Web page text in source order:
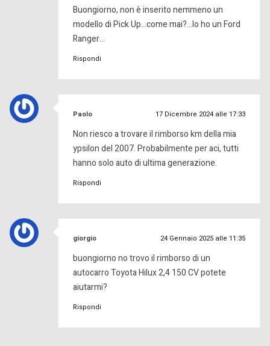
Buongiorno, non è inserito nemmeno un
modello di Pick Up…come mai?…Io ho un Ford
Ranger…
Rispondi
Paoloha
17 Dicembre 2024 alle 17:33
Non riesco a trovare il rimborso km della mia
ypsilon del 2007. Probabilmente per aci, tutti
hanno solo auto di ultima generazione.
Rispondi
giorgioha
24 Gennaio 2025 alle 11:35
buongiorno no trovo il rimborso di un
autocarro Toyota Hilux 2,4 150 CV potete
aiutarmi?
Rispondi